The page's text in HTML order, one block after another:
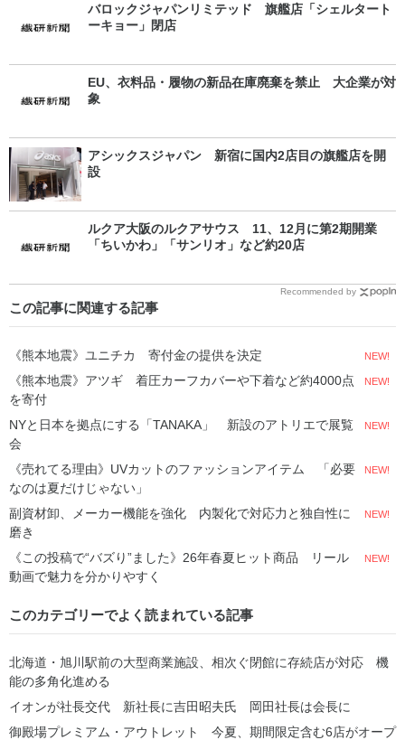
バロックジャパンリミテッド 旗艦店「シェルタート
ーキョー」閉店
EU、衣料品・履物の新品在庫廃棄を禁止 大企業が対
象
アシックスジャパン 新宿に国内2店目の旗艦店を開
設
ルクア大阪のルクアサウス 11、12月に第2期開業
「ちいかわ」「サンリオ」など約20店
Recommended by
この記事に関連する記事
《熊本地震》ユニチカ 寄付金の提供を決定 NEW!
《熊本地震》アツギ 着圧カーフカバーや下着など約4000点
を寄付
NEW!
NYと日本を拠点にする「TANAKA」 新設のアトリエで展覧
会
NEW!
《売れてる理由》UVカットのファッションアイテム 「必要
なのは夏だけじゃない」
NEW!
副資材卸、メーカー機能を強化 内製化で対応力と独自性に
磨き
NEW!
《この投稿で“バズり”ました》26年春夏ヒット商品 リール
動画で魅力を分かりやすく
NEW!
このカテゴリーでよく読まれている記事
北海道・旭川駅前の大型商業施設、相次ぐ閉館に存続店が対応 機
能の多角化進める
イオンが社長交代 新社長に吉田昭夫氏 岡田社長は会長に
御殿場プレミアム・アウトレット 今夏、期間限定含む6店がオープ